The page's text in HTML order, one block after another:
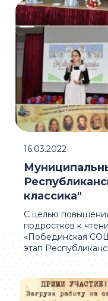
С целью
подростков к
«Побединская
этап
классика"
16.03.2022